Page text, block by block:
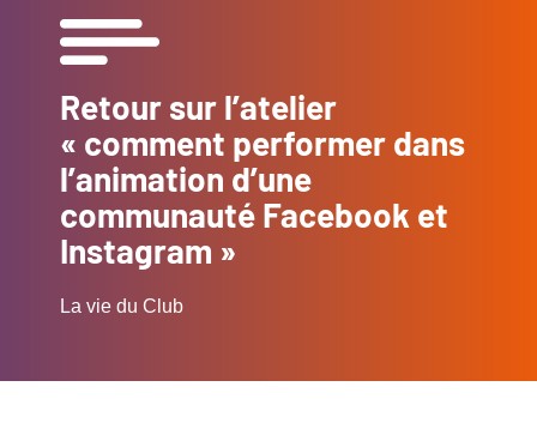
Retour sur l’atelier
« comment performer dans
l’animation d’une
communauté Facebook et
Instagram »
La vie du Club